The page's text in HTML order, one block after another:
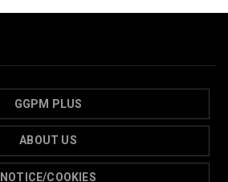
GGPM PLUS
ABOUT US
NOTICE/COOKIES